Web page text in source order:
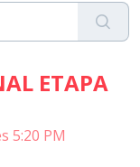
ETAPA
5:20 PM